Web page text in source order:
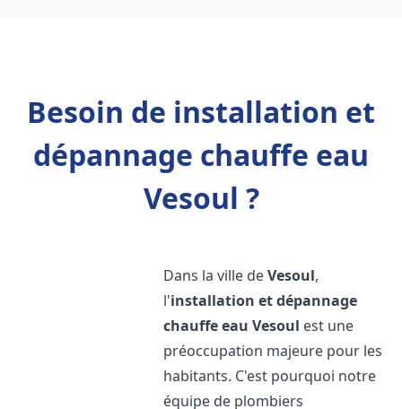
Besoin de installation et
dépannage chauffe eau
Vesoul ?
Dans la ville deVesoul,
l'installation et dépannage
chauffe eau Vesoul est une
préoccupation majeure pour les
habitants. C'est pourquoi notre
équipe de plombiers